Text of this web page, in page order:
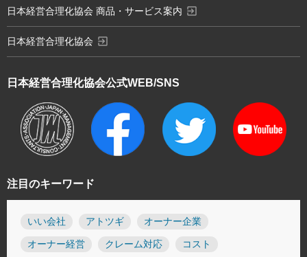
注目のキーワード
いい会社 アトツギ オーナー企業
オーナー経営 クレーム対応 コスト
日本経営合理化協会公式WEB/SNS
日本経営合理化協会 商品・サービス案内 exit_to_app
日本経営合理化協会 exit_to_app